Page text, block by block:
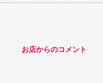
お店からのコメント